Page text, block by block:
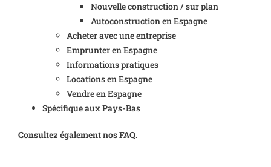
Nouvelle construction / sur plan
Autoconstruction en Espagne
Acheter avec une entreprise
Emprunter en Espagne
Informations pratiques
Locations en Espagne
Vendre en Espagne
Spécifique aux Pays-Bas
Consultez également nos FAQ.